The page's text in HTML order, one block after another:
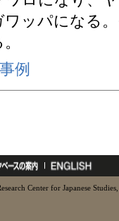
ワッパになる
例
Center for Japanese